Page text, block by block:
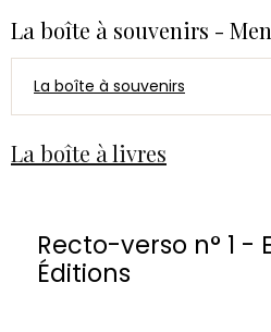
La boîte à souvenirs -
La boîte à souvenirs
La boîte à livres
Recto-verso n° 1 -
Éditions